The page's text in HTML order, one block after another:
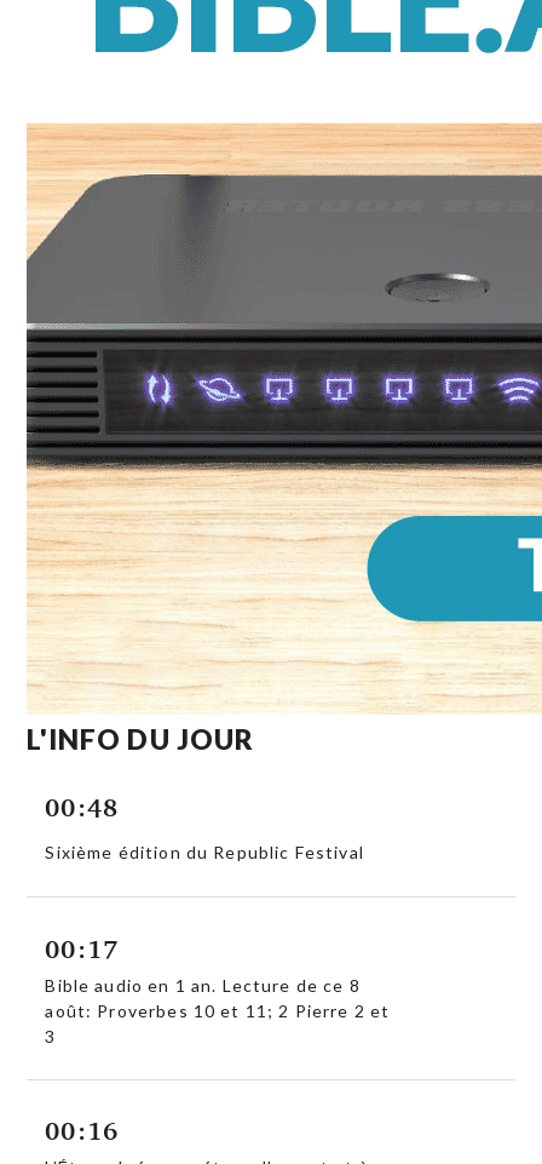
L'INFO DU JOUR
00:48
Sixième édition du Republic Festival
00:17
Bible audio en 1 an. Lecture de ce 8
août: Proverbes 10 et 11; 2 Pierre 2 et
3
00:16